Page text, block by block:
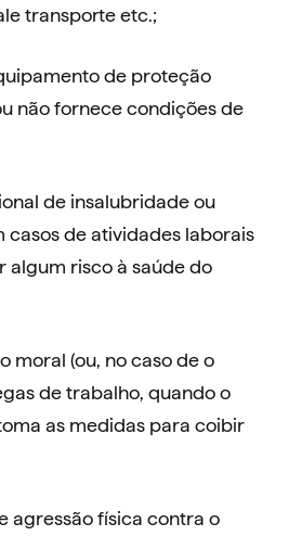
transporte etc.;
de proteção
não fornece condições de
de insalubridade ou
casos de atividades laborais
algum risco à saúde do
moral (ou, no caso de o
de trabalho, quando o
as medidas para coibir
agressão física contra o